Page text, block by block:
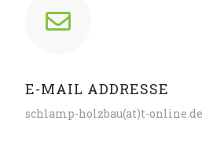
E-MAIL ADDRESSE
schlamp-holzbau(at)t-online.de